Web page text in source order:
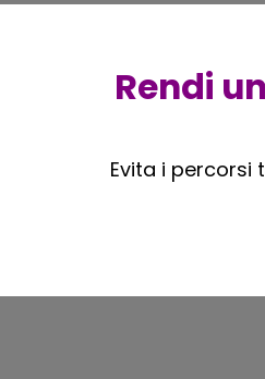
un’operazione di
fortezze, grotte
Tra storia documentata
nasce davvero
in città e dove
Rendi
Evita i percorsi